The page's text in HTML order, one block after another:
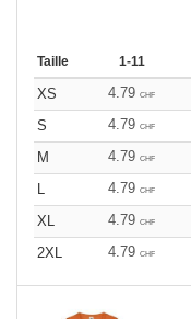
Taille 1-11
XS 4.79 CHF
S
4.79 CHF
M
4.79 CHF
L
4.79 CHF
XL
4.79 CHF
2XL
4.79 CHF